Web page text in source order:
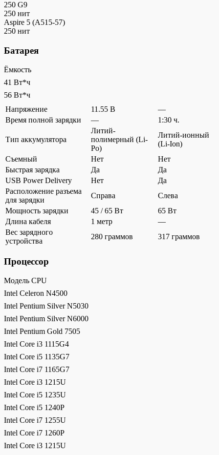
250 G9
250 нит
Aspire 5 (A515-57)
250 нит
Батарея
Ёмкость
41 Вт*ч
56 Вт*ч
Напряжение
11.55 В
—
Время полной зарядки
— 1:30 ч.
Тип аккумулятора
Литий-
полимерный (Li-
Po)
Литий-ионный
(Li-Ion)
Съемный
Нет
Нет
Быстрая зарядка
Да
Да
USB Power Delivery
Нет
Да
Расположение разъема
для зарядки
Справа
Слева
Мощность зарядки
45 / 65 Вт
65 Вт
Длина кабеля
1 метр
—
Вес зарядного
устройства
280 граммов 317 граммов
Процессор
Модель CPU
Intel Celeron N4500
Intel Pentium Silver N5030
Intel Pentium Silver N6000
Intel Pentium Gold 7505
Intel Core i3 1115G4
Intel Core i5 1135G7
Intel Core i7 1165G7
Intel Core i3 1215U
Intel Core i5 1235U
Intel Core i5 1240P
Intel Core i7 1255U
Intel Core i7 1260P
Intel Core i3 1215U